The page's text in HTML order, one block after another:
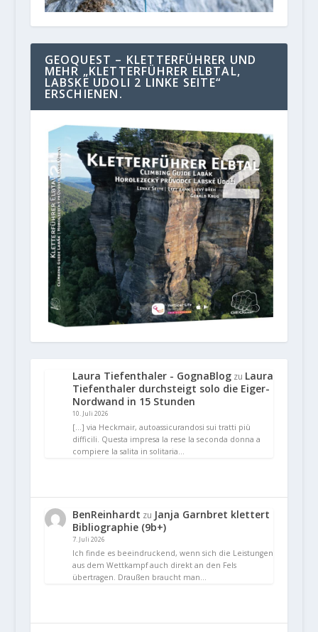
GEOQUEST – KLETTERFÜHRER UND
MEHR „KLETTERFÜHRER ELBTAL,
LABSKE UDOLI 2 LINKE SEITE“
ERSCHIENEN.
Laura Tiefenthaler - GognaBlogzu Laura
Tiefenthaler durchsteigt solo die Eiger-
Nordwand in 15 Stunden
10. Juli 2026
[…] via Heckmair, autoassicurandosi sui tratti più
difficili. Questa impresa la rese la seconda donna a
compiere la salita in solitaria…
BenReinhardt zu Janja Garnbret klettert
Bibliographie (9b+)
7. Juli 2026
Ich finde es beeindruckend, wenn sich die Leistungen
aus dem Wettkampf auch direkt an den Fels
übertragen. Draußen braucht man…